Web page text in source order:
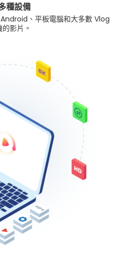
種設備
、平板電腦和大多數 Vlog
影片。